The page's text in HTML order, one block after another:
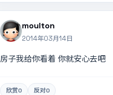
moulton
2014年03月14日
房子我给你看着 你就安心去吧
欣赏0 反对0